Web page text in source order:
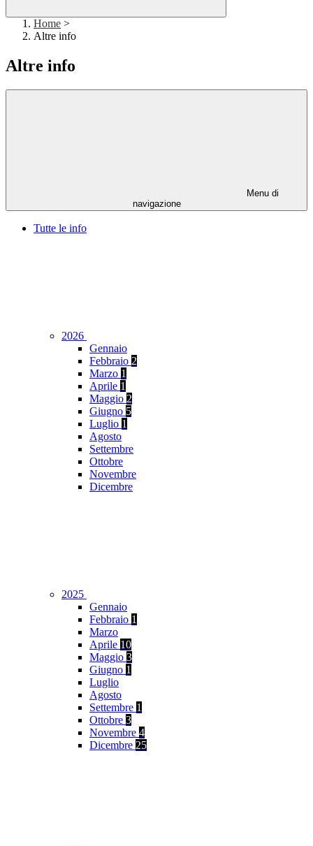
Home >
Altre info
Altre info
Menu di
navigazione
Tutte le info
2026
Gennaio
Febbraio 2
Marzo 1
Aprile 1
Maggio 2
Giugno 5
Luglio 1
Agosto
Settembre
Ottobre
Novembre
Dicembre
2025
Gennaio
Febbraio 1
Marzo
Aprile 10
Maggio 3
Giugno 1
Luglio
Agosto
Settembre 1
Ottobre 3
Novembre 4
Dicembre 25